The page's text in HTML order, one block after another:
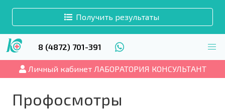
Получить результаты
8 (4872) 701-391
Личный кабинет ЛАБОРАТОРИЯ КОНСУЛЬТАНТ
Профосмотры